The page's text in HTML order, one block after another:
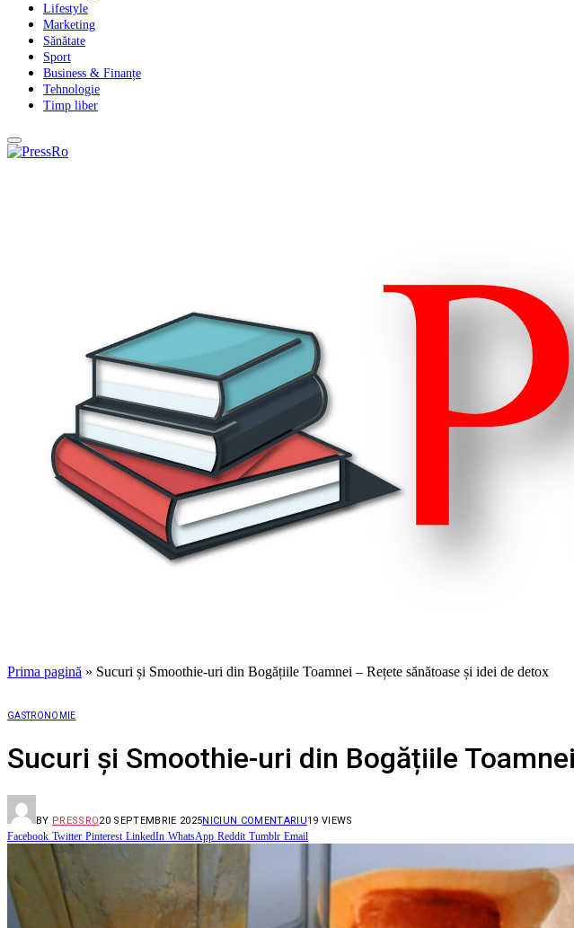
Lifestyle
Marketing
Sănătate
Sport
Business & Finanțe
Tehnologie
Timp liber
Prima pagină » Sucuri și Smoothie-uri din Bogățiile Toamnei – Rețete sănătoase și idei de detox
GASTRONOMIE
Sucuri și Smoothie-uri din Bogățiile
BY PRESSRO20 SEPTEMBRIE 2025NICIUN COMENTARIU19 VIEWS
Facebook Twitter Pinterest LinkedIn WhatsApp Reddit Tumblr Email